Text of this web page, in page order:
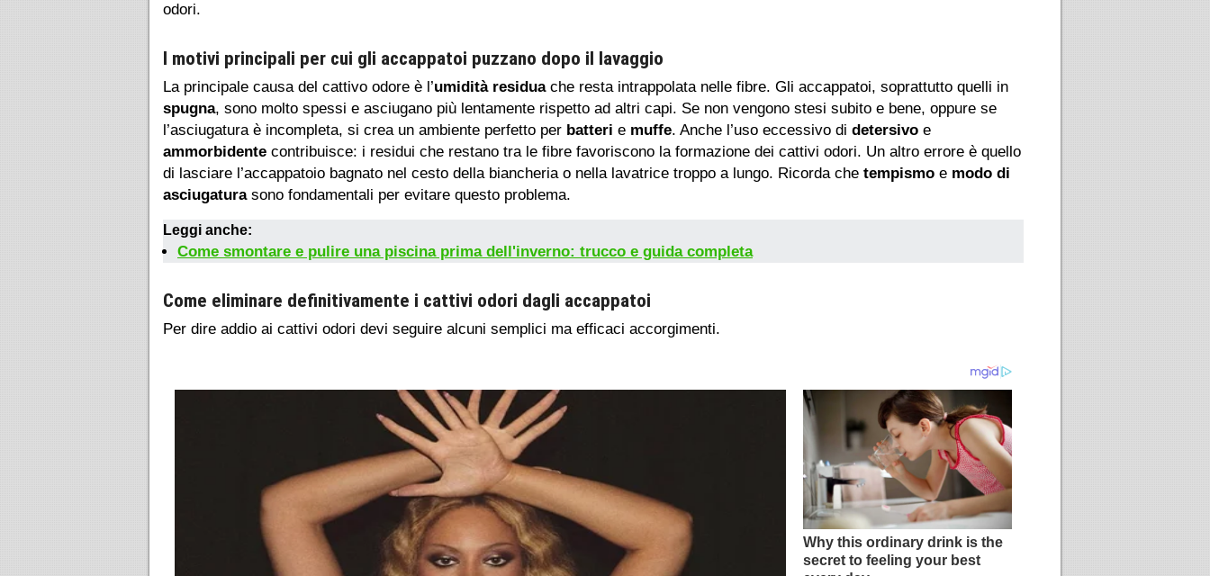
odori.
I motivi principali per cui gli accappatoi puzzano dopo il lavaggio
La principale causa del cattivo odore è l’umidità residuache resta intrappolata nelle fibre. Gli accappatoi, soprattutto quelli in
spugna, sono molto spessi e asciugano più lentamente rispetto ad altri capi. Se non vengono stesi subito e bene, oppure se
l’asciugatura è incompleta, si crea un ambiente perfetto per batteri e muffe. Anche l’uso eccessivo di detersivo e
ammorbidente contribuisce: i residui che restano tra le fibre favoriscono la formazione dei cattivi odori. Un altro errore è quello
di lasciare l’accappatoio bagnato nel cesto della biancheria o nella lavatrice troppo a lungo. Ricorda che tempismo e modo di
asciugaturasono fondamentali per evitare questo problema.
Leggi anche:
Come smontare e pulire una piscina prima dell'inverno: trucco e guida completa
Come eliminare definitivamente i cattivi odori dagli accappatoi
Per dire addio ai cattivi odori devi seguire alcuni semplici ma efficaci accorgimenti.